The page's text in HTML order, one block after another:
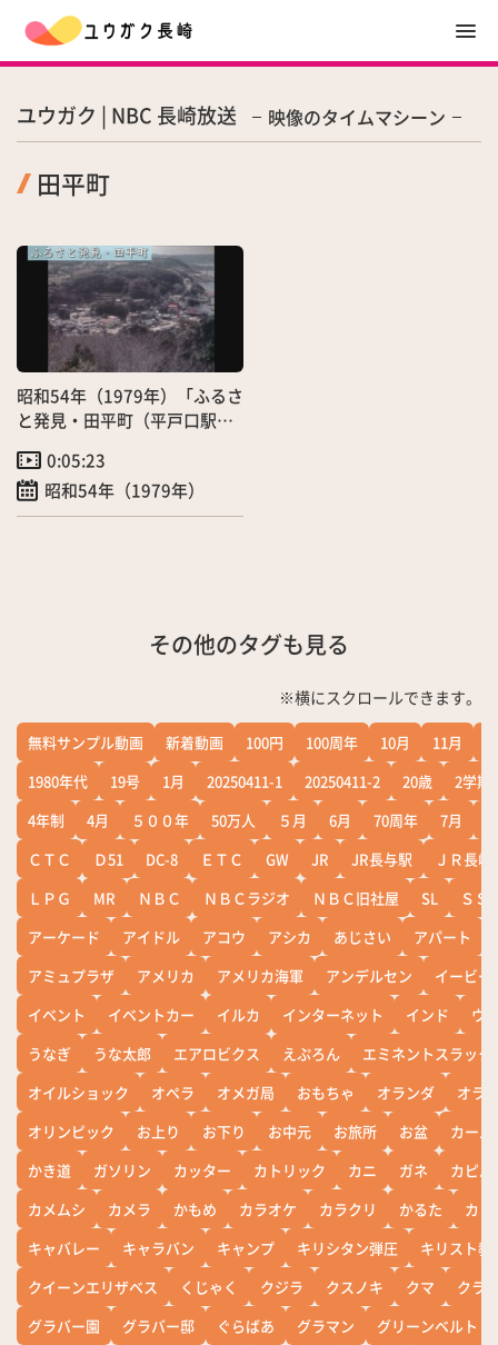
ユウガク | NBC 長崎放送 映像のタイムマシーン
田平町
昭和54年（1979年）「ふるさ
と発見・田平町（平戸口駅、
0:05:23
昭和54年（1979年）
その他のタグも見る
※横にスクロールできます。
無料サンプル動画 新着動画 100円 100周年 10月 11月
1980年代
19号 1月 20250411-1 20250411-2 20歳
2学期
4年制
4月 ５００年 50万人 ５月 6月 70周年 7月
ＣＴＣ
Ｄ51 DC-8 ＥＴＣ GW JR JR長与駅
ＪＲ長崎
ＬＰＧ
MR ＮＢＣ ＮＢＣラジオ ＮＢＣ旧社屋 SL
ＳＳ
アーケード
アイドル アコウ アシカ あじさい アパート
アミュプラザ
アメリカ アメリカ海軍 アンデルセン
イービー
イベント
イベントカー イルカ インターネット インド
ウ
うなぎ
うな太郎 エアロビクス えぷろん
エミネントスラック
オイルショック
オペラ オメガ局 おもちゃ オランダ
オラ
オリンピック
お上り お下り お中元 お旅所 お盆
カー
かき道
ガソリン カッター カトリック カニ ガネ
カピバ
カメムシ
カメラ かもめ カラオケ カラクリ かるた
カレ
キャバレー
キャラバン キャンプ キリシタン弾圧
キリスト教
クイーンエリザベス
くじゃく クジラ クスノキ クマ
クラ
グラバー園
グラバー邸 ぐらばあ グラマン
グリーンベルト